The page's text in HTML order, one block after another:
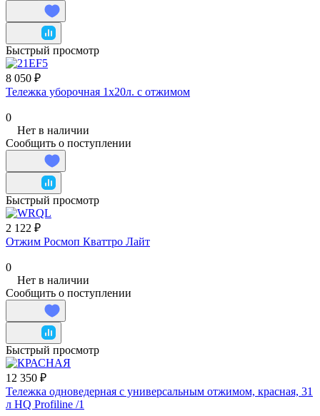
Быстрый просмотр
8 050 ₽
Тележка уборочная 1х20л. с отжимом
0
Нет в наличии
Сообщить о поступлении
Быстрый просмотр
2 122 ₽
Отжим Росмоп Кваттро Лайт
0
Нет в наличии
Сообщить о поступлении
Быстрый просмотр
12 350 ₽
Тележка одноведерная с универсальным отжимом, красная, 31
л HQ Profiline /1